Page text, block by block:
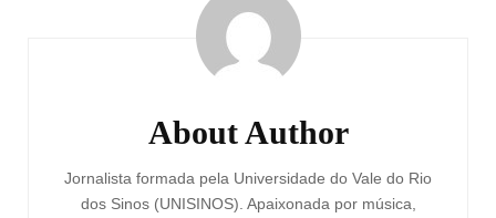
About Author
Jornalista formada pela Universidade do Vale do Rio
dos Sinos (UNISINOS). Apaixonada por música,